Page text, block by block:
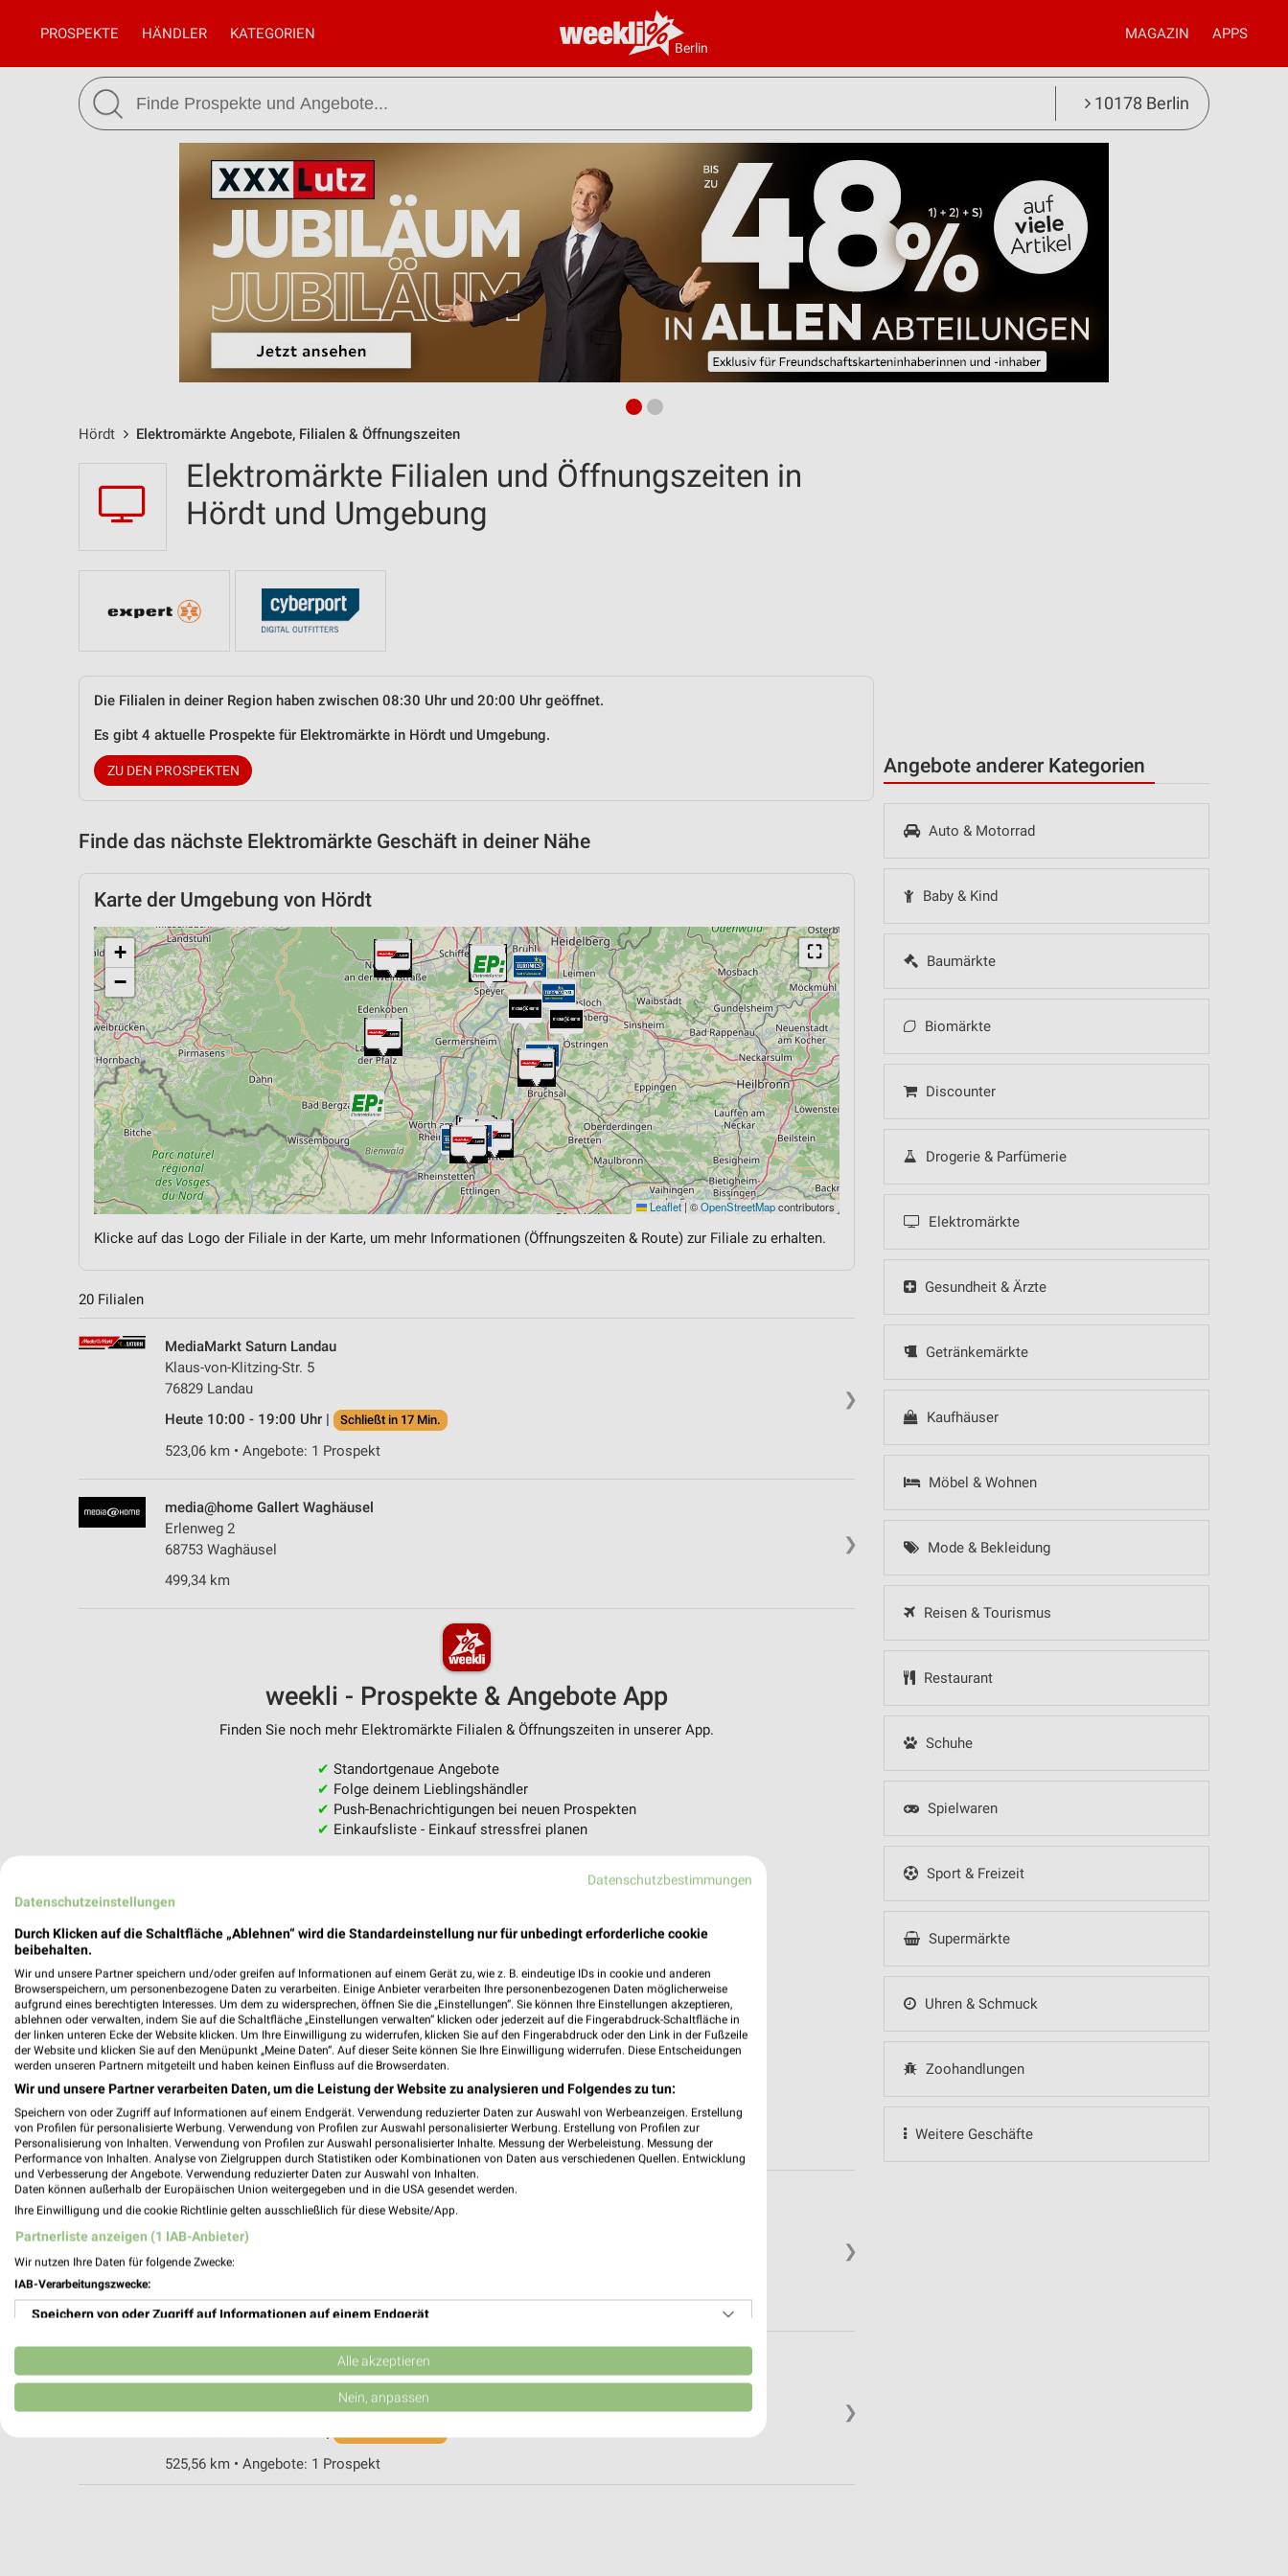
Berlin
PROSPEKTE HÄNDLER KATEGORIEN MAGAZIN APPS
10178 Berlin
Hördt Elektromärkte Angebote, Filialen & Öffnungszeiten
Angebote anderer Kategorien
Auto & Motorrad
Baby & Kind
Baumärkte
Biomärkte
Discounter
Drogerie & Parfümerie
Elektromärkte
Gesundheit & Ärzte
Getränkemärkte
Kaufhäuser
Möbel & Wohnen
Mode & Bekleidung
Reisen & Tourismus
Restaurant
Schuhe
Spielwaren
Sport & Freizeit
Supermärkte
Uhren & Schmuck
Zoohandlungen
Weitere Geschäfte
Elektromärkte Filialen und Öffnungszeiten in
Hördt und Umgebung
Die Filialen in deiner Region haben zwischen 08:30 Uhr und 20:00 Uhr geöffnet.
Es gibt 4 aktuelle Prospekte für Elektromärkte in Hördt und Umgebung.
ZU DEN PROSPEKTEN
Finde das nächste Elektromärkte Geschäft in deiner Nähe
Karte der Umgebung von Hördt
⛶
+
−
Leaflet |©OpenStreetMapcontributors
Klicke auf das Logo der Filiale in der Karte, um mehr Informationen (Öffnungszeiten & Route) zur Filiale zu erhalten.
20 Filialen
❯
MediaMarkt Saturn Landau
Klaus-von-Klitzing-Str. 5
76829 Landau
Heute 10:00 - 19:00 Uhr |
Schließt in 17 Min.
523,06 km • Angebote: 1 Prospekt
❯
media@home Gallert Waghäusel
Erlenweg 2
68753 Waghäusel
499,34 km
weekli - Prospekte & Angebote App
Finden Sie noch mehr Elektromärkte Filialen & Öffnungszeiten in unserer App.
✔ Standortgenaue Angebote
✔ Folge deinem Lieblingshändler
✔ Push-Benachrichtigungen bei neuen Prospekten
✔ Einkaufsliste - Einkauf stressfrei planen
❯
MediaMarkt Saturn Bruchsal
Im Wendelrot 5
76646 Bruchsal
Heute 10:00 - 19:00 Uhr |
506,50 km • Angebote: 1 Prospekt
❯
MediaMarkt Saturn Karlsruhe
Kaiserstraße 211
525,56 km • Angebote: 1 Prospekt
Datenschutzbestimmungen
Datenschutzeinstellungen
Durch Klicken auf die Schaltfläche „Ablehnen“ wird die Standardeinstellung nur für unbedingt erforderliche cookie
beibehalten.
Wir und unsere Partner speichern und/oder greifen auf Informationen auf einem Gerät zu, wie z. B. eindeutige IDs in cookie und anderen
Browserspeichern, um personenbezogene Daten zu verarbeiten. Einige Anbieter verarbeiten Ihre personenbezogenen Daten möglicherweise
aufgrund eines berechtigten Interesses. Um dem zu widersprechen, öffnen Sie die „Einstellungen“. Sie können Ihre Einstellungen akzeptieren,
ablehnen oder verwalten, indem Sie auf die Schaltfläche „Einstellungen verwalten“ klicken oder jederzeit auf die Fingerabdruck-Schaltfläche in
der linken unteren Ecke der Website klicken. Um Ihre Einwilligung zu widerrufen, klicken Sie auf den Fingerabdruck oder den Link in der Fußzeile
der Website und klicken Sie auf den Menüpunkt „Meine Daten“. Auf dieser Seite können Sie Ihre Einwilligung widerrufen. Diese Entscheidungen
werden unseren Partnern mitgeteilt und haben keinen Einfluss auf die Browserdaten.
Wir und unsere Partner verarbeiten Daten, um die Leistung der Website zu analysieren und Folgendes zu tun:
Speichern von oder Zugriff auf Informationen auf einem Endgerät. Verwendung reduzierter Daten zur Auswahl von Werbeanzeigen. Erstellung
von Profilen für personalisierte Werbung. Verwendung von Profilen zur Auswahl personalisierter Werbung. Erstellung von Profilen zur
Personalisierung von Inhalten. Verwendung von Profilen zur Auswahl personalisierter Inhalte. Messung der Werbeleistung. Messung der
Performance von Inhalten. Analyse von Zielgruppen durch Statistiken oder Kombinationen von Daten aus verschiedenen Quellen. Entwicklung
und Verbesserung der Angebote. Verwendung reduzierter Daten zur Auswahl von Inhalten.
Daten können außerhalb der Europäischen Union weitergegeben und in die USA gesendet werden.
Ihre Einwilligung und die cookie Richtlinie gelten ausschließlich für diese Website/App.
Partnerliste anzeigen (1 IAB-Anbieter)
Wir nutzen Ihre Daten für folgende Zwecke:
IAB-Verarbeitungszwecke:
Speichern von oder Zugriff auf Informationen auf einem Endgerät
Verwendung reduzierter Daten zur Auswahl von Werbeanzeigen
Erstellung von Profilen für personalisierte Werbung
Erstellung von Profilen zur Personalisierung von Inhalten
Alle akzeptieren
Nein, anpassen